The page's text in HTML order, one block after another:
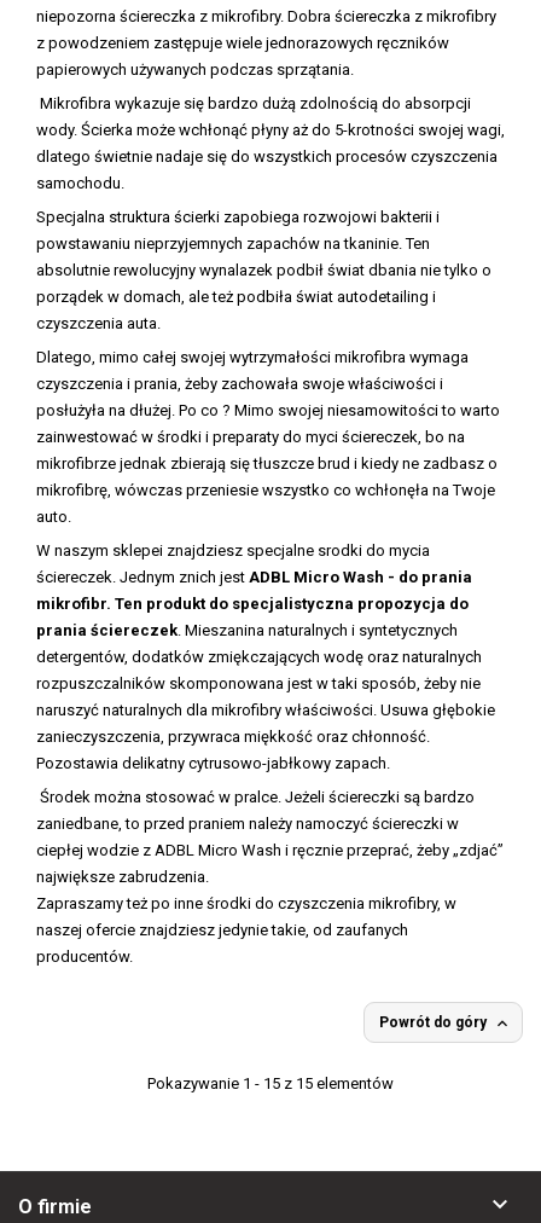
niepozorna ściereczka z mikrofibry. Dobra ściereczka z mikrofibry
z powodzeniem zastępuje wiele jednorazowych ręczników
papierowych używanych podczas sprzątania.
Mikrofibra wykazuje się bardzo dużą zdolnością do absorpcji
wody. Ścierka może wchłonąć płyny aż do 5-krotności swojej wagi,
dlatego świetnie nadaje się do wszystkich procesów czyszczenia
samochodu.
Specjalna struktura ścierki zapobiega rozwojowi bakterii i
powstawaniu nieprzyjemnych zapachów na tkaninie. Ten
absolutnie rewolucyjny wynalazek podbił świat dbania nie tylko o
porządek w domach, ale też podbiła świat autodetailing i
czyszczenia auta.
Dlatego, mimo całej swojej wytrzymałości mikrofibra wymaga
czyszczenia i prania, żeby zachowała swoje właściwości i
posłużyła na dłużej. Po co ? Mimo swojej niesamowitości to warto
zainwestować w środki i preparaty do myci ściereczek, bo na
mikrofibrze jednak zbierają się tłuszcze brud i kiedy ne zadbasz o
mikrofibrę, wówczas przeniesie wszystko co wchłonęła na Twoje
auto.
W naszym sklepei znajdziesz specjalne srodki do mycia
ściereczek. Jednym znich jest ADBL Micro Wash - do prania
mikrofibr. Ten produkt do specjalistyczna propozycja do
prania ściereczek. Mieszanina naturalnych i syntetycznych
detergentów, dodatków zmiękczających wodę oraz naturalnych
rozpuszczalników skomponowana jest w taki sposób, żeby nie
naruszyć naturalnych dla mikrofibry właściwości. Usuwa głębokie
zanieczyszczenia, przywraca miękkość oraz chłonność.
Pozostawia delikatny cytrusowo-jabłkowy zapach.
Środek można stosować w pralce. Jeżeli ściereczki są bardzo
zaniedbane, to przed praniem należy namoczyć ściereczki w
ciepłej wodzie z ADBL Micro Wash i ręcznie przeprać, żeby „zdjać”
największe zabrudzenia.
Zapraszamy też po inne środki do czyszczenia mikrofibry, w
naszej ofercie znajdziesz jedynie takie, od zaufanych
producentów.
Powrót do góry 
Pokazywanie 1 - 15 z 15 elementów
O firmie 